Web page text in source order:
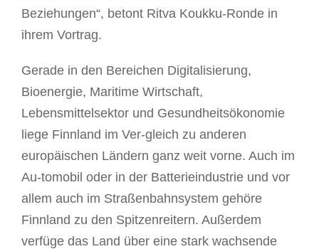
Beziehungen“, betont Ritva Koukku-Ronde in
ihrem Vortrag.
Gerade in den Bereichen Digitalisierung,
Bioenergie, Maritime Wirtschaft,
Lebensmittelsektor und Gesundheitsökonomie
liege Finnland im Ver-gleich zu anderen
europäischen Ländern ganz weit vorne. Auch im
Au-tomobil oder in der Batterieindustrie und vor
allem auch im Straßenbahnsystem gehöre
Finnland zu den Spitzenreitern. Außerdem
verfüge das Land über eine stark wachsende